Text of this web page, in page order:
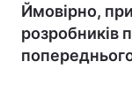
Ймовірно,
розробників